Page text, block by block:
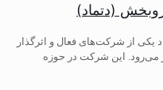
(دتماد)
یکی از شرکت‌های فعال و اثرگذار
می‌رود. این شرکت در حوزه